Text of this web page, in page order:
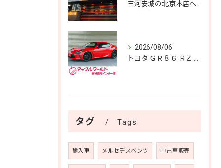
2026/08/06
タグ Tags
輸入車 メルセデスベンツ 中古車販売